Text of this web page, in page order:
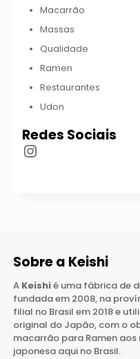
Macarrão
Massas
Qualidade
Ramen
Restaurantes
Udon
Redes Sociais
Instagram
Sobre a Keishi
A Keishié uma fábrica de
fundada em 2008, na
filial no Brasil em 2018 e
original do Japão, com o
macarrão para Ramen
japonesa aqui no Brasil.